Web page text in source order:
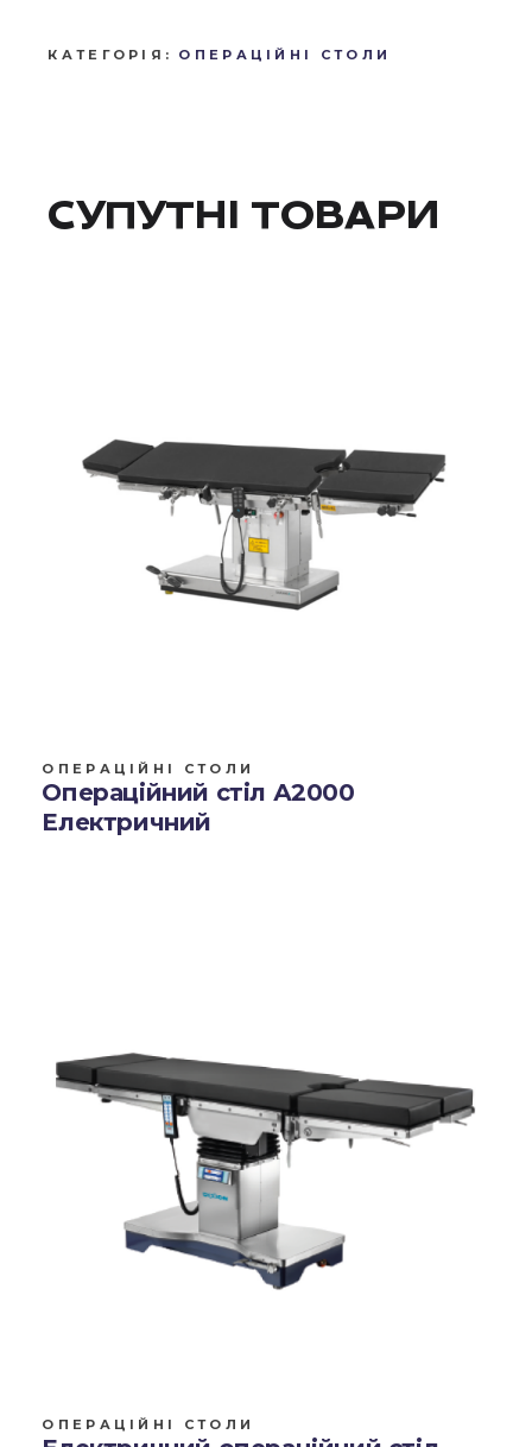
КАТЕГОРІЯ: ОПЕРАЦІЙНІ СТОЛИ
СУПУТНІ ТОВАРИ
ОПЕРАЦІЙНІ СТОЛИ
Операційний стіл А2000
Електричний
ОПЕРАЦІЙНІ СТОЛИ